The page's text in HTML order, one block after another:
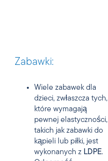
Zabawki:
Wiele zabawek dla
dzieci, zwłaszcza tych,
które wymagają
pewnej elastyczności,
takich jak zabawki do
kąpieli lub piłki, jest
wykonanych z LDPE.